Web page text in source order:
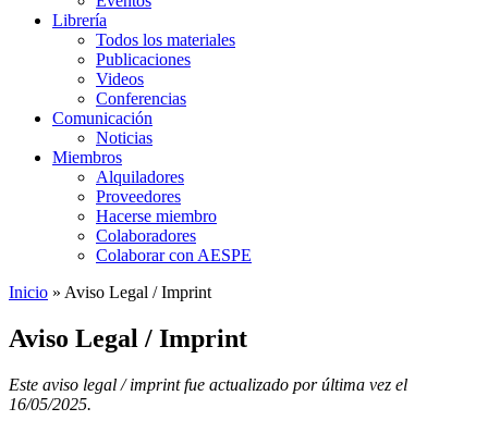
Librería
Todos los materiales
Publicaciones
Videos
Conferencias
Comunicación
Noticias
Miembros
Alquiladores
Proveedores
Hacerse miembro
Colaboradores
Colaborar con AESPE
Inicio » Aviso Legal / Imprint
Aviso Legal / Imprint
Este aviso legal / imprint fue actualizado por última vez el
16/05/2025.